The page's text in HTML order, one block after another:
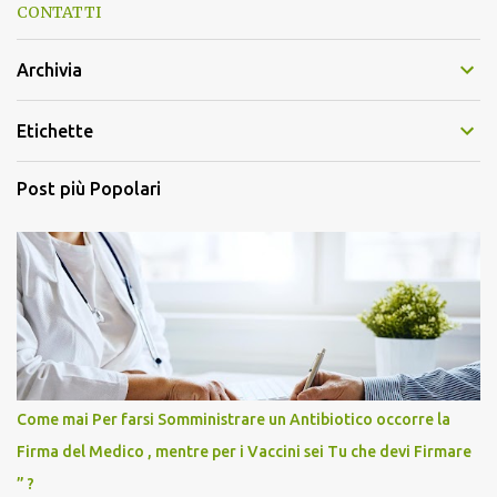
CONTATTI
Archivia
Etichette
Post più Popolari
Come mai Per farsi Somministrare un Antibiotico occorre la
Firma del Medico , mentre per i Vaccini sei Tu che devi Firmare
” ?